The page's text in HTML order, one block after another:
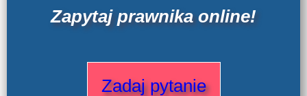
Zapytaj prawnika online!
Zadaj pytanie